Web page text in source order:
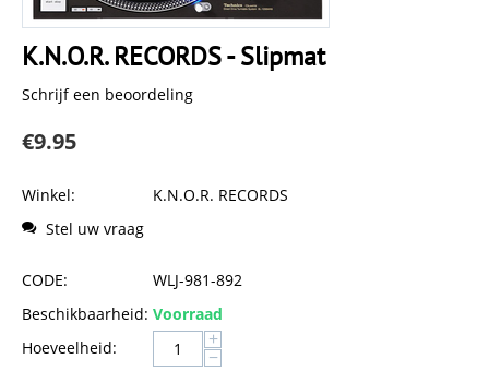
K.N.O.R. RECORDS - Slipmat
Schrijf een beoordeling
€9.95
Winkel:
K.N.O.R. RECORDS
Stel uw vraag
CODE:
WLJ-981-892
Beschikbaarheid: Voorraad
Hoeveelheid:
+
−